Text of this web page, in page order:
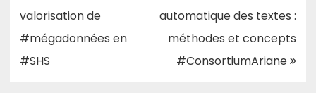
valorisation de
#mégadonnées en
#SHS
automatique des textes :
méthodes et concepts
#ConsortiumAriane